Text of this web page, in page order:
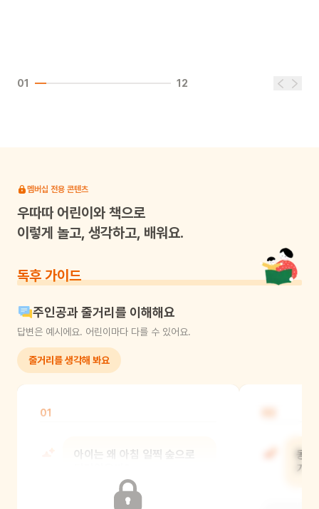
01 12
멤버십 전용 콘텐츠
우따따어린이와 책으로
이렇게 놀고, 생각하고, 배워요.
독후 가이드
주인공과 줄거리를 이해해요
답변은 예시에요. 어린이마다 다를 수 있어요.
줄거리를 생각해 봐요
01
아이는 왜 아침 일찍 숲으로
동
가